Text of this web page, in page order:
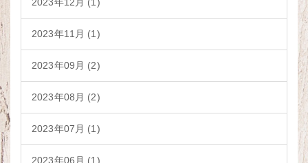
2023年11月 (1)
2023年09月 (2)
2023年08月 (2)
2023年07月 (1)
2023年06月 (1)